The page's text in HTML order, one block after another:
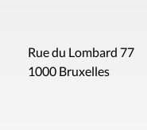
Rue du Lombard 77
1000 Bruxelles